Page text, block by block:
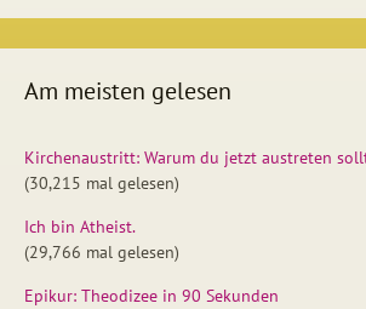
Am meisten gelesen
Kirchenaustritt: Warum du jetzt austreten
(30,215 mal gelesen)
Ich bin Atheist.
(29,766 mal gelesen)
Epikur: Theodizee in 90 Sekunden